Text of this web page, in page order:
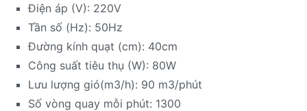
Điện áp (V): 220V
Tần số (Hz): 50Hz
Đường kính quạt (cm): 40cm
Công suất tiêu thụ (W): 80W
Lưu lượng gió(m3/h): 90 m3/phút
Số vòng quay mỗi phút: 1300